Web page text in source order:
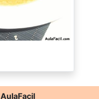
AulaFacil